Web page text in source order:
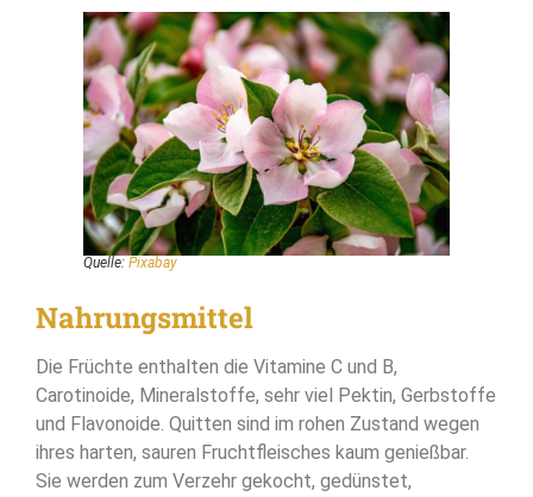
Quelle: Pixabay
Nahrungsmittel
Die Früchte enthalten die Vitamine C und B,
Carotinoide, Mineralstoffe, sehr viel Pektin, Gerbstoffe
und Flavonoide. Quitten sind im rohen Zustand wegen
ihres harten, sauren Fruchtfleisches kaum genießbar.
Sie werden zum Verzehr gekocht, gedünstet,